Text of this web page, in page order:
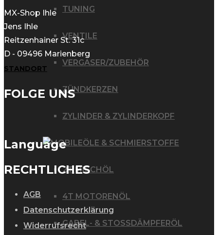
TUNING
VENTILE
VERGASER/ZUBEHÖR
ZÜNDKERZEN
ZYLINDER & ZYLINDERKOPF
ÖLE & SCHMIERSTOFFE
2T MISCHÖL
4T MOTORENÖL
GABEL- & STOSSDÄMPFERÖL
können
der
gewählt
MX-Shop Ihle
Jens Ihle
Reitzenhainer St. 31c
D - 09496 Marienberg
STANDORT
FOLGE UNS
Language
RECHTLICHES
AGB
Datenschutzerklärung
Widerrufsrecht